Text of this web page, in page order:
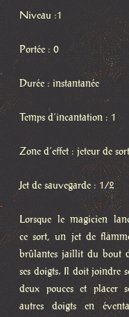
Niveau :1
Portée : 0
Durée : instantanée
Temps d’incantation : 1
Zone d’effet : jeteur de
Jet de sauvegarde : 1/2
Lorsque le magicien
ce sort, un jet de
brûlantes jaillit du bout
ses doigts. Il doit joindre
deux pouces et placer
autres doigts en